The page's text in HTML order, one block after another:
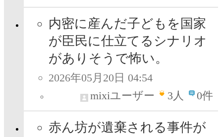
内密に産んだ子どもを国家
が臣民に仕立てるシナリオ
がありそうで怖い。
2026年05月20日 04:54
mixiユーザー
3人 0件
赤ん坊が遺棄される事件が